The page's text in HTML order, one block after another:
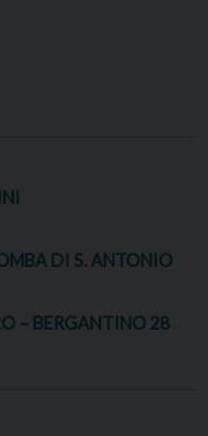
DI S. ANTONIO
– BERGANTINO 28